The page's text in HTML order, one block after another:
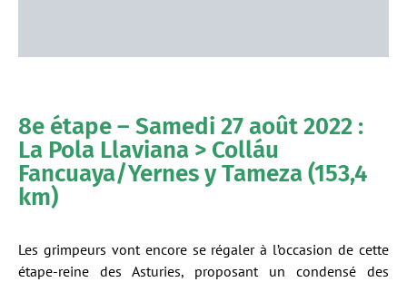
8e étape – Samedi 27 août 2022 :
La Pola Llaviana > Colláu
Fancuaya/Yernes y Tameza (153,4
km)
Les grimpeurs vont encore se régaler à l’occasion de cette
étape-reine des Asturies, proposant un condensé des